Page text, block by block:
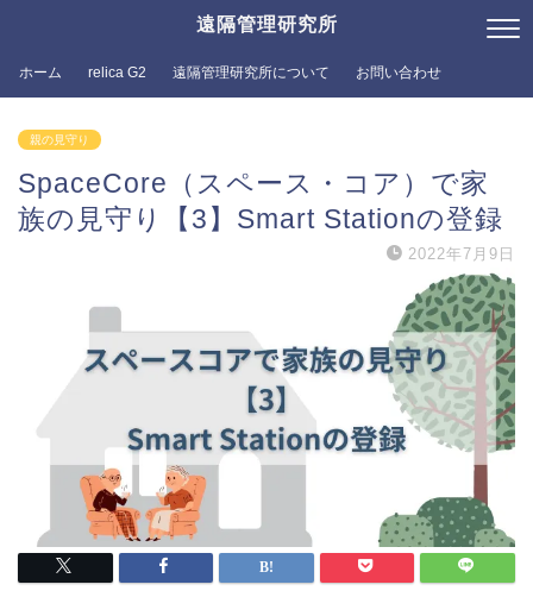
遠隔管理研究所
ホーム relica G2 遠隔管理研究所について お問い合わせ
親の見守り
SpaceCore（スペース・コア）で家
族の見守り【3】Smart Stationの登録
2022年7月9日